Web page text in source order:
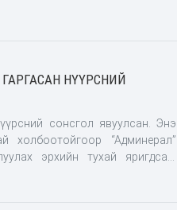
арилжааны банкнаас авсан
НҮҮРСНИЙ
сонсгол явуулсан. Энэ
холбоотойгоор “Админерал”
ын дарга Д.Амарбаясгалан нь